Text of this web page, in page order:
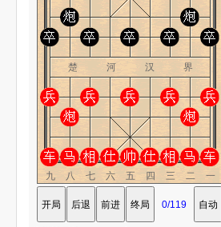
楚 河 汉 界
九八七六五四三二一